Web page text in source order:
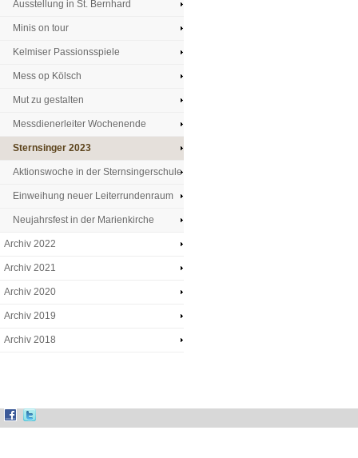
Ausstellung in St. Bernhard
Minis on tour
Kelmiser Passionsspiele
Mess op Kölsch
Mut zu gestalten
Messdienerleiter Wochenende
Sternsinger 2023
Aktionswoche in der Sternsingerschule
Einweihung neuer Leiterrundenraum
Neujahrsfest in der Marienkirche
Archiv 2022
Archiv 2021
Archiv 2020
Archiv 2019
Archiv 2018